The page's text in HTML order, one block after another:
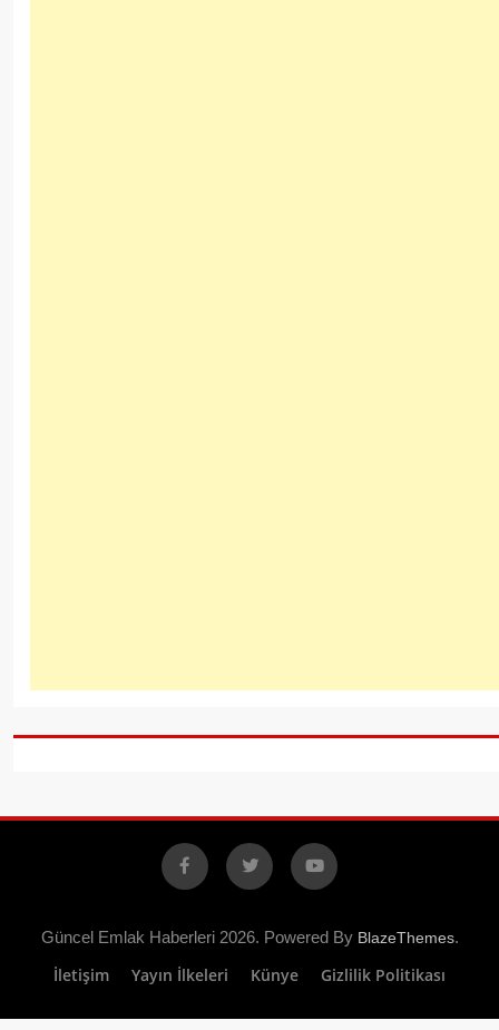
Facebook
X YouTube
Güncel Emlak Haberleri 2026. Powered By BlazeThemes.
İletişim Yayın İlkeleri Künye Gizlilik Politikası